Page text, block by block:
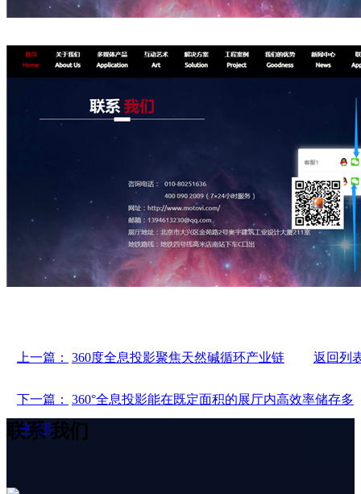
上一篇： 360度全息投影聚焦天然碱循环产业链 返回列
下一篇： 360°全息投影能在既定面积的展厅内高效率储存多
种信息
联系我们